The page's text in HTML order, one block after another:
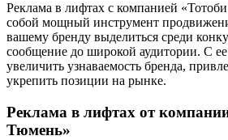
Реклама в лифтах с компанией
собой мощный инструмент
вашему бренду выделиться среди
сообщение до широкой аудитории. С
увеличить узнаваемость бренда,
укрепить позиции на рынке.
Реклама в лифтах от
Тюмень»